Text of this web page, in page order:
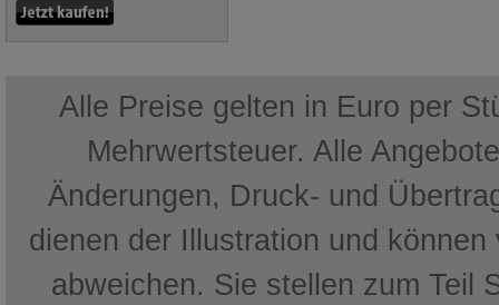
Alle Preise gelten in Euro per
Mehrwertsteuer. Alle
Änderungen, Druck- und
dienen der Illustration und
abweichen. Sie stellen zum Teil